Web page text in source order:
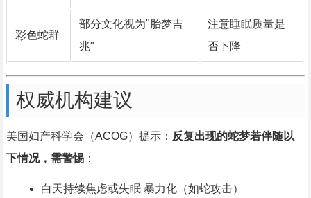
彩色蛇群
部分文化视为"胎梦吉
兆"
注意睡眠质量是
否下降
权威机构建议
美国妇产科学会（ACOG）提示： 反复出现的蛇梦若伴随以
下情况，需警惕：
白天持续焦虑或失眠 暴力化（如蛇攻击）